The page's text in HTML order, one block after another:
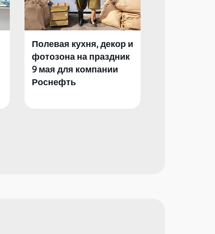
Полевая кухня, декор и
фотозона на праздник
9 мая для компании
Роснефть